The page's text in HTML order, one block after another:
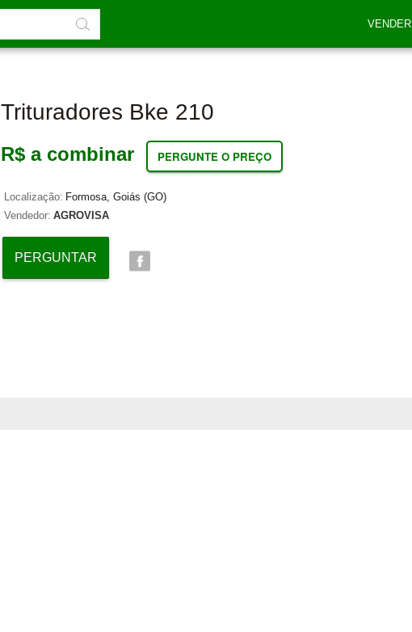
VENDER
Trituradores Bke 210
R$ a combinar PERGUNTE O PREÇO
Localização: Formosa, Goiás (GO)
Vendedor: AGROVISA
PERGUNTAR